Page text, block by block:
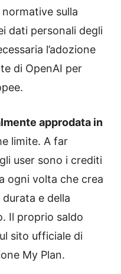
sulla
dati personali degli
l’adozione
di OpenAI per
approdata in
limite. A far
user sono i crediti
ogni volta che crea
e della
Il proprio saldo
sito ufficiale di
My Plan.